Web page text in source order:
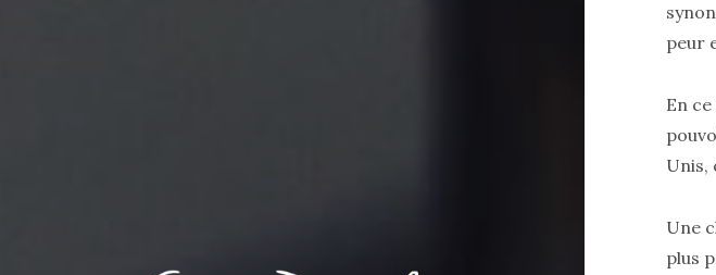
peur
En
Unis,
Une
plus